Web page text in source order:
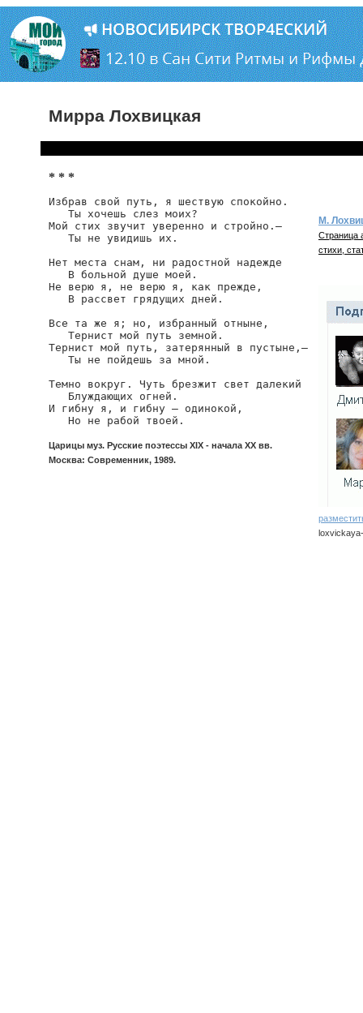
Мирра Лохвицкая
* * *
Избрав свой путь, я шествую спокойно.
   Ты хочешь слез моих?
Мой стих звучит уверенно и стройно.—
   Ты не увидишь их.
Нет места снам, ни радостной надежде
   В больной душе моей.
Не верю я, не верю я, как прежде,
   В рассвет грядущих дней.
Все та же я; но, избранный отныне,
   Тернист мой путь земной.
Тернист мой путь, затерянный в пустыне,—
   Ты не пойдешь за мной.
Темно вокруг. Чуть брезжит свет далекий
   Блуждающих огней.
И гибну я, и гибну — одинокой,
   Но не рабой твоей.
Царицы муз. Русские поэтессы XIX - начала XX вв.
Москва: Современник, 1989.
М.
Страница
стихи,